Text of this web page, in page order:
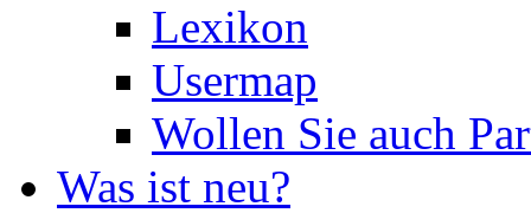
Lexikon
Usermap
Wollen Sie auch
Was ist neu?